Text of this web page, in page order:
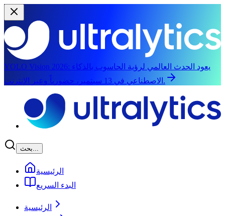
YOLO Vision 2026: يعود الحدث العالمي لرؤية الحاسوب بالذكاء
الاصطناعي في 13 سبتمبر، حضورياً وعبر الإنترنت.
بحث...
الرئيسية
البدء السريع
الرئيسية